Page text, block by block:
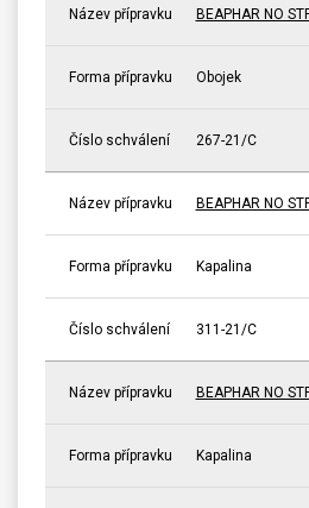
Název přípravku BEAPHAR NO
Forma přípravku Obojek
Číslo schválení 267-21/C
Název přípravku BEAPHAR NO
Forma přípravku Kapalina
Číslo schválení 311-21/C
Název přípravku BEAPHAR NO
Forma přípravku Kapalina